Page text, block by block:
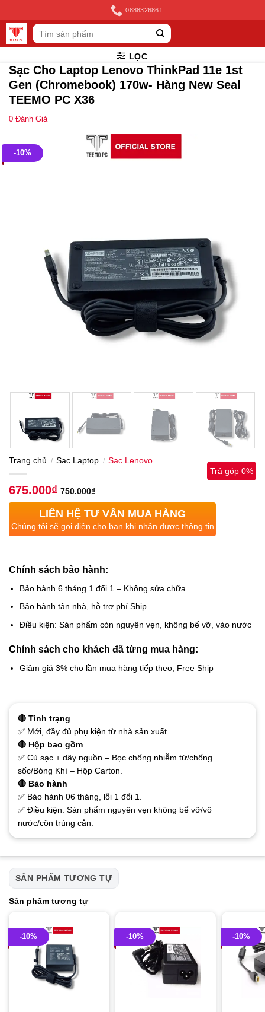
to
content
0888326861
Tìm
kiếm:
LỌC
Sạc Cho Laptop Lenovo ThinkPad 11e 1st
Gen (Chromebook) 170w- Hàng New Seal
TEEMO PC X36
0 Đánh Giá
-10%
Trang chủ / Sạc Laptop / Sạc Lenovo
675.000₫ 750.000₫
Trả góp 0%
LIÊN HỆ TƯ VẤN MUA HÀNG
Chúng tôi sẽ gọi điện cho bạn khi nhận được thông tin
Chính sách bảo hành:
Bảo hành 6 tháng 1 đổi 1 – Không sửa chữa
Bảo hành tận nhà, hỗ trợ phí Ship
Điều kiện: Sản phẩm còn nguyên vẹn, không bể vỡ, vào nước
Chính sách cho khách đã từng mua hàng:
Giảm giá 3% cho lần mua hàng tiếp theo, Free Ship
🔴 Tình trạng
✅ Mới, đầy đủ phụ kiện từ nhà sản xuất.
🔴 Hộp bao gồm
✅ Củ sạc + dây nguồn – Bọc chống nhiễm từ/chống
sốc/Bóng Khí – Hộp Carton.
🔴 Bảo hành
✅ Bảo hành 06 tháng, lỗi 1 đổi 1.
✅ Điều kiện: Sản phẩm nguyên vẹn không bể vỡ/vô
nước/côn trùng cắn.
SẢN PHẨM TƯƠNG TỰ
Sản phẩm tương tự
-10% -10% -10%